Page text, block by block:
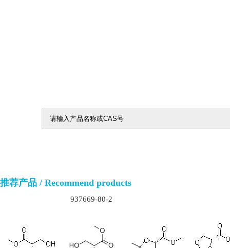
推荐产品 / Recommend products
84477-72-5
867165-53-5
56423-63-3 6270-63-
23611-75-8
937669-80-2